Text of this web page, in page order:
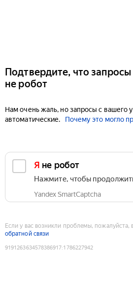
Подтвердите, что
не робот
Нам очень жаль, но запросы с вашего
автоматические.
Почему это могло
Я не робот
Нажмите, чтобы
Yandex SmartCaptcha
Если у вас возникли проблемы, пожалуйста,
обратной связи
9191263634578386917:1786227942